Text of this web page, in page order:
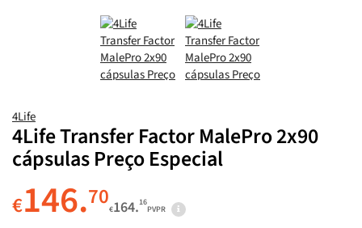
4Life
4Life Transfer Factor MalePro 2x90
cápsulas Preço Especial
€146.70€164.16
PVPR